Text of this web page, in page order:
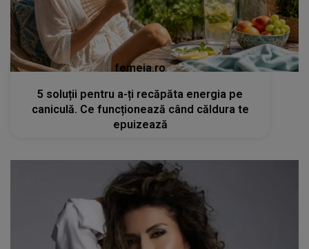
femeia.ro
5 soluții pentru a-ți recăpăta energia pe
caniculă. Ce funcționează când căldura te
epuizează